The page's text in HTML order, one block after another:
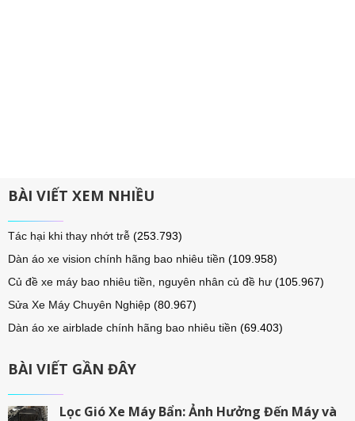
BÀI VIẾT XEM NHIỀU
Tác hại khi thay nhớt trễ (253.793)
Dàn áo xe vision chính hãng bao nhiêu tiền (109.958)
Củ đề xe máy bao nhiêu tiền, nguyên nhân củ đề hư (105.967)
Sửa Xe Máy Chuyên Nghiệp (80.967)
Dàn áo xe airblade chính hãng bao nhiêu tiền (69.403)
BÀI VIẾT GẦN ĐÂY
Lọc Gió Xe Máy Bẩn: Ảnh Hưởng Đến Máy và